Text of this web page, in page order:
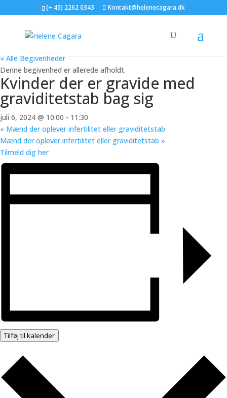
(+ 45) 2262 0343 Kontakt@helenecagara.dk
« Alle Begivenheder
Denne begivenhed er allerede afholdt.
Kvinder der er gravide med
graviditetstab bag sig
juli 6, 2024 @ 10:00 - 11:30
« Mænd der oplever infertilitet eller graviditetstab
Mænd der oplever infertilitet eller graviditetstab »
Tilmeld dig her
Tilføj til kalender